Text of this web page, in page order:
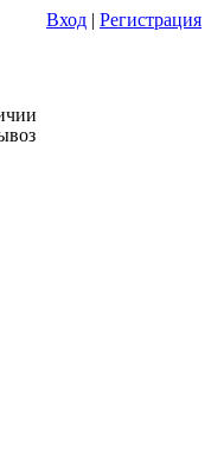
Вход | Регистрация